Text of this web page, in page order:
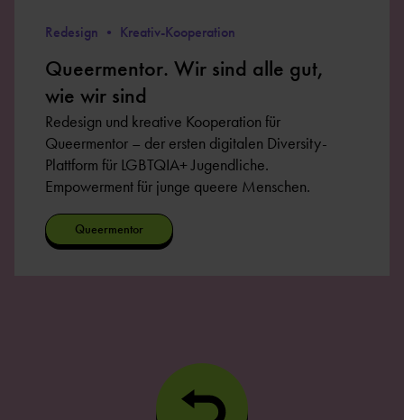
Redesign • Kreativ-Kooperation
Queermentor. Wir sind alle gut,
wie wir sind
Redesign und kreative Kooperation für
Queermentor – der ersten digitalen Diversity-
Plattform für LGBTQIA+ Jugendliche.
Empowerment für junge queere Menschen.
Queermentor